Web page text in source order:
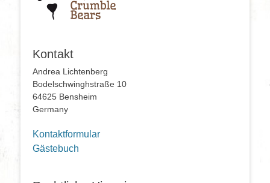
Kontakt
Andrea Lichtenberg
Bodelschwinghstraße 10
64625 Bensheim
Germany
Kontaktformular
Gästebuch